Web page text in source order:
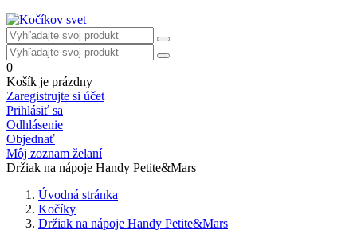
0
Košík je prázdny
Zaregistrujte si účet
Prihlásiť sa
Odhlásenie
Objednať
Môj zoznam želaní
Držiak na nápoje Handy Petite&Mars
Úvodná stránka
Kočíky
Držiak na nápoje Handy Petite&Mars